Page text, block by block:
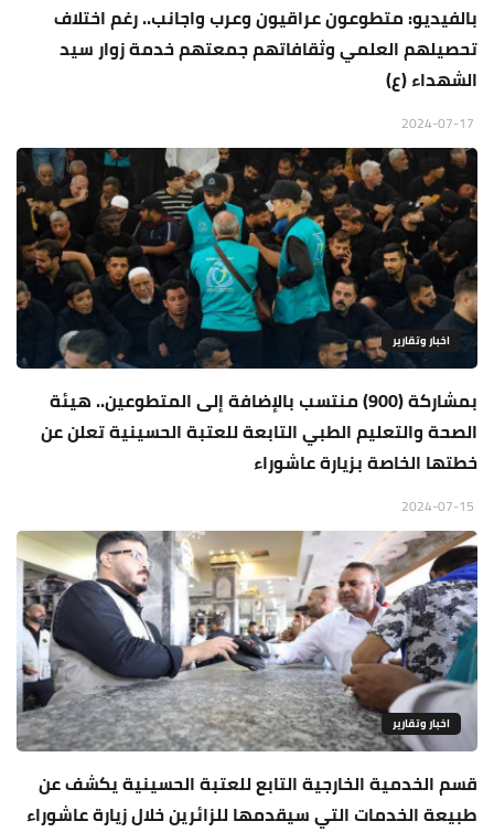
بالفيديو: متطوعون عراقيون وعرب واجانب.. رغم اختلاف
تحصيلهم العلمي وثقافاتهم جمعتهم خدمة زوار سيد
الشهداء (ع)
اخبار وتقارير
بمشاركة (900) منتسب بالإضافة إلى المتطوعين.. هيئة
الصحة والتعليم الطبي التابعة للعتبة الحسينية تعلن عن
خطتها الخاصة بزيارة عاشوراء
اخبار وتقارير
قسم الخدمية الخارجية التابع للعتبة الحسينية يكشف عن
طبيعة الخدمات التي سيقدمها للزائرين خلال زيارة عاشوراء